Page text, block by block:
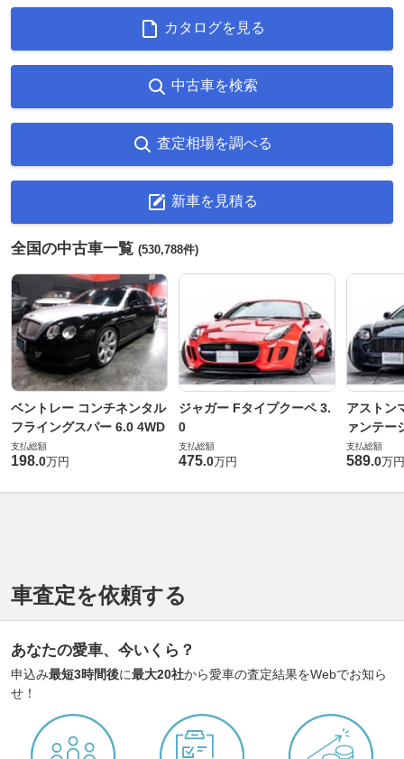
カタログを見る
中古車を検索
査定相場を調べる
新車を見積る
全国の中古車一覧 (530,788件)
ベントレー コンチネンタル
フライングスパー 6.0 4WD
支払総額
198.0万円
ジャガー Fタイプクーペ 3.
0
支払総額
475.0万円
アストン
ァンテー
支払総額
589.0万円
車査定を依頼する
あなたの愛車、今いくら？
申込み最短3時間後に最大20社から愛車の査定結果をWebでお知ら
せ！